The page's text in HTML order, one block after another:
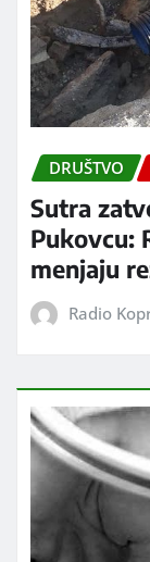
DRUŠTVO
Sutra
Pukovcu:
menjaju
Radio